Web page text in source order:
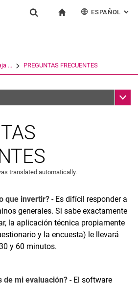
Jump directly to: content
Jump directly to: search
Jump directly to: main
Search (opens an external link in a
ESPAÑOL :
... PREGUNTAS FRECUENTES
la caja de herramientas Sub
translated automatically.
que invertir? - Es difícil responder a
generales. Si sabe exactamente
la aplicación técnica propiamente
y la encuesta) le llevará
y 60 minutos.
de mi evaluación? - El software